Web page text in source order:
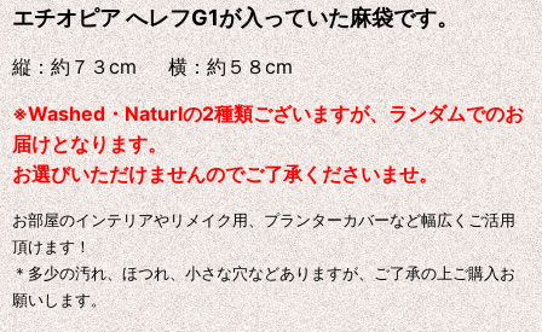
エチオピア へレフG1が入っていた麻袋です。
縦：約７３cm 横：約５８cm
※Washed・Naturlの2種類ございますが、ランダムでのお
届けとなります。
お選びいただけませんのでご了承くださいませ。
お部屋のインテリアやリメイク用、プランターカバーなど幅広くご活用
頂けます！
＊多少の汚れ、ほつれ、小さな穴などありますが、ご了承の上ご購入お
願いします。